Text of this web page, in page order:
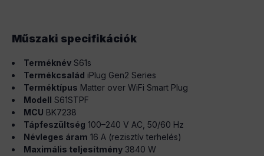
Műszaki specifikációk
Terméknév S61s
Termékcsalád iPlug Gen2 Series
Terméktípus Matter over WiFi Smart Plug
Modell S61STPF
MCU BK7238
Tápfeszültség 100–240 V AC, 50/60 Hz
Névleges áram 16 A (rezisztív terhelés)
Maximális teljesítmény 3840 W